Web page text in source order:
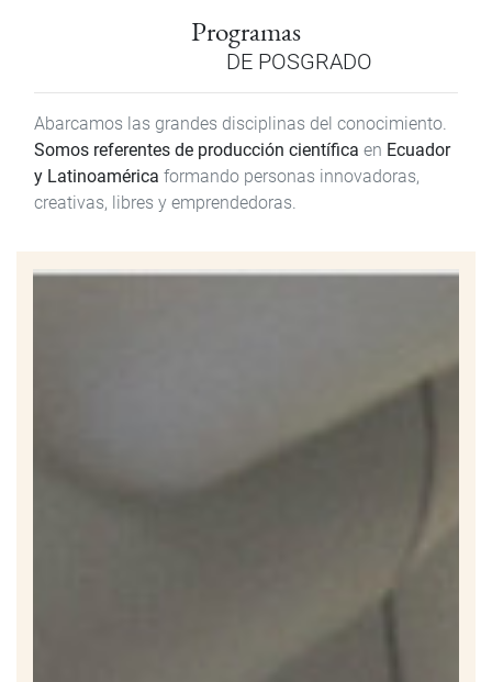
Programas
DE POSGRADO
Abarcamos las grandes disciplinas del conocimiento.
Somos referentes de producción científica en Ecuador
y Latinoamérica formando personas innovadoras,
creativas, libres y emprendedoras.